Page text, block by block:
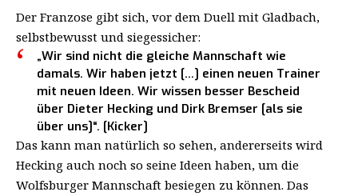
Der Franzose gibt sich, vor dem Duell mit Gladbach,
selbstbewusst und siegessicher:
„Wir sind nicht die gleiche Mannschaft wie
damals. Wir haben jetzt […] einen neuen Trainer
mit neuen Ideen. Wir wissen besser Bescheid
über Dieter Hecking und Dirk Bremser [als sie
über uns]“. [Kicker]
Das kann man natürlich so sehen, andererseits wird
Hecking auch noch so seine Ideen haben, um die
Wolfsburger Mannschaft besiegen zu können. Das